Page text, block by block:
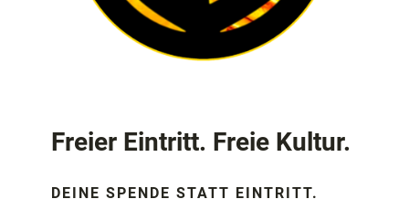
Freier Eintritt. Freie Kultur.
DEINE SPENDE STATT EINTRITT.